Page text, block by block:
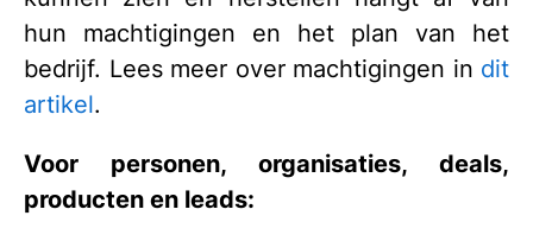
hun machtigingen en het plan van het
bedrijf. Lees meer over machtigingen in dit
artikel.
Voor personen, organisaties, deals,
producten en leads: